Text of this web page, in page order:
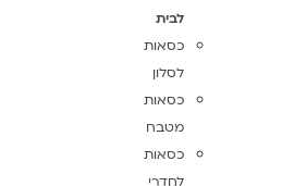
לבית
כסאות
לסלון
כסאות
מטבח
כסאות
לחדרי